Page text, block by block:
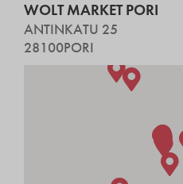
WOLT MARKET PORI
ANTINKATU 25
28100PORI